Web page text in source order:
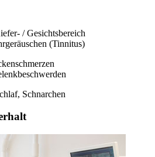
/ Gesichtsbereich
(Tinnitus)
Schnarchen